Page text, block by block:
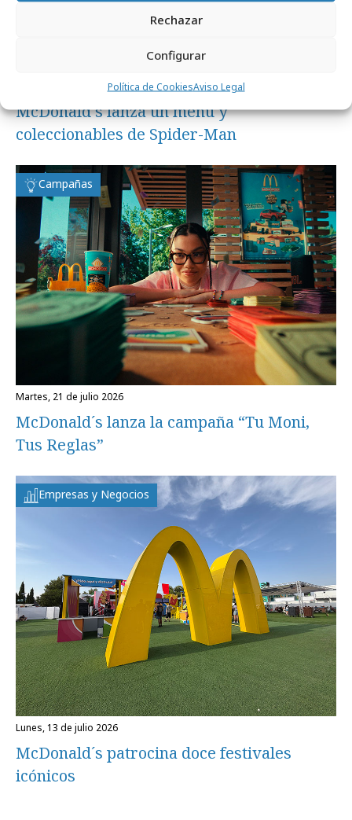
Rechazar
Configurar
Política de CookiesAviso Legal
miércoles, 29 de julio 2026
McDonald´s lanza un menú y
coleccionables de Spider-Man
Campañas
martes, 21 de julio 2026
McDonald´s lanza la campaña “Tu Moni,
Tus Reglas”
Empresas y Negocios
lunes, 13 de julio 2026
McDonald´s patrocina doce festivales
icónicos